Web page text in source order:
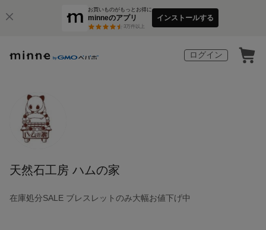
お買いものがもっとお得に
minneのアプリ
3万件以上
インストールする
ログイン
天然石工房 ハムの家
在庫処分SALE ブレスレットのみ大幅お値下げ中